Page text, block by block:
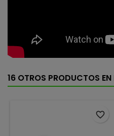
16 OTROS PRODUCTOS
favorite_border